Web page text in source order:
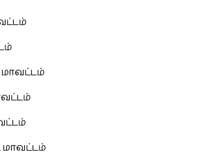
மாவட்டம்
மாவட்டம்